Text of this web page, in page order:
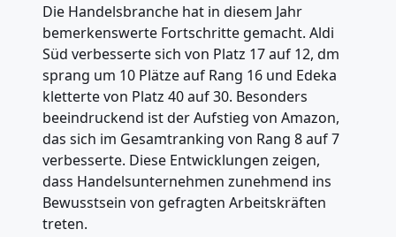
Die Handelsbranche hat in diesem Jahr
bemerkenswerte Fortschritte gemacht. Aldi
Süd verbesserte sich von Platz 17 auf 12, dm
sprang um 10 Plätze auf Rang 16 und Edeka
kletterte von Platz 40 auf 30. Besonders
beeindruckend ist der Aufstieg von Amazon,
das sich im Gesamtranking von Rang 8 auf 7
verbesserte. Diese Entwicklungen zeigen,
dass Handelsunternehmen zunehmend ins
Bewusstsein von gefragten Arbeitskräften
treten.